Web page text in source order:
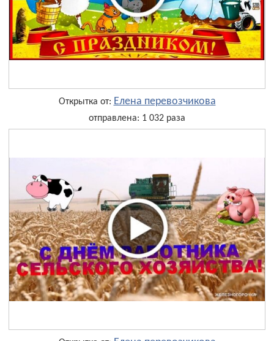
Открытка от: Елена перевозчикова
отправлена: 1 032 раза